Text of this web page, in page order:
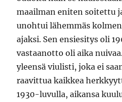
maailman eniten soitettu
unohtui lähemmäs
ajaksi. Sen ensiesitys oli
vastaanotto oli aika
yleensä viulisti, joka ei
raavittua kaikkea
1930-luvulla, aikansa